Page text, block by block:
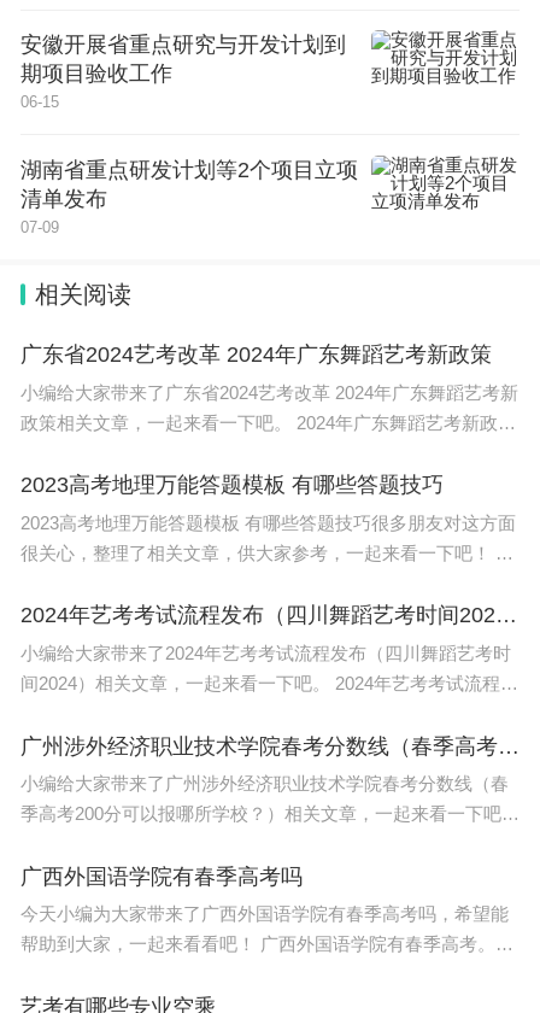
安徽开展省重点研究与开发计划到
期项目验收工作
06-15
湖南省重点研发计划等2个项目立项
清单发布
07-09
相关阅读
广东省2024艺考改革 2024年广东舞蹈艺考新政策
小编给大家带来了广东省2024艺考改革 2024年广东舞蹈艺考新
政策相关文章，一起来看一下吧。 2024年广东舞蹈艺考新政策
的艺
2023高考地理万能答题模板 有哪些答题技巧
2023高考地理万能答题模板 有哪些答题技巧很多朋友对这方面
很关心，整理了相关文章，供大家参考，一起来看一下吧！ 会
不好，这时你要多研究答题的方
2024年艺考考试流程发布（四川舞蹈艺考时间2024）
小编给大家带来了2024年艺考考试流程发布（四川舞蹈艺考时
间2024）相关文章，一起来看一下吧。 2024年艺考考试流程发
括音乐
广州涉外经济职业技术学院春考分数线（春季高考200分可以报哪所学校？）
小编给大家带来了广州涉外经济职业技术学院春考分数线（春
季高考200分可以报哪所学校？）相关文章，一起来看一下吧。
育部备案的民办全日制普
广西外国语学院有春季高考吗
今天小编为大家带来了广西外国语学院有春季高考吗，希望能
帮助到大家，一起来看看吧！ 广西外国语学院有春季高考。春
受高等教育机会的高考。
艺考有哪些专业空乘